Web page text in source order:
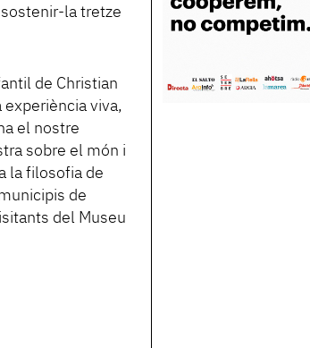
sostenir-la tretze
de Christian
experiència viva,
el nostre
sobre el món i
la filosofia de
de
del Museu